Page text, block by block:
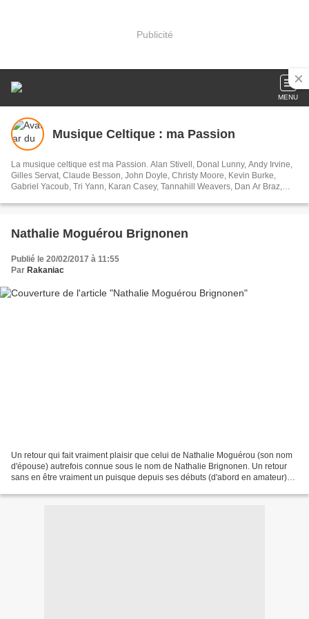
Publicité
MENU
Musique Celtique : ma Passion
La musique celtique est ma Passion. Alan Stivell, Donal Lunny, Andy Irvine,
Gilles Servat, Claude Besson, John Doyle, Christy Moore, Kevin Burke,
Gabriel Yacoub, Tri Yann, Karan Casey, Tannahill Weavers, Dan Ar Braz,
Dogs,Fairport Convention, Clannad,The High Kings, Davy Spillane, Cormac
Jackson, Phil Cunningham, Tim Edey, Steven Cooney, Liam O' Flynn, Julie
Fowlis,Cécile Corbel, Gwenael Kerleo...
Nathalie Moguérou Brignonen
Publié le 20/02/2017 à 11:55
Par Rakaniac
Un retour qui fait vraiment plaisir que celui de Nathalie Moguérou (son nom
d'épouse) autrefois connue sous le nom de Nathalie Brignonen. Un retour
sans en être vraiment un puisque depuis ses débuts (d'abord en amateur)